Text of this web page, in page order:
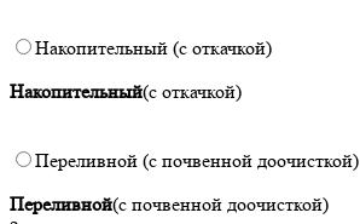
Накопительный (с откачкой)
Накопительный(с откачкой)
Переливной (с почвенной доочисткой)
Переливной(с почвенной доочисткой)